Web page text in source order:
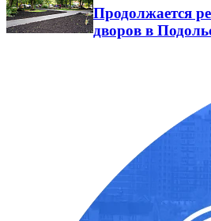
Продолжается
дворов в